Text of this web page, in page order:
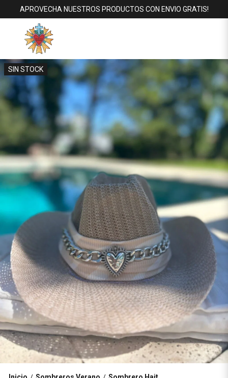
APROVECHA NUESTROS PRODUCTOS CON ENVIO GRATIS!
SIN STOCK